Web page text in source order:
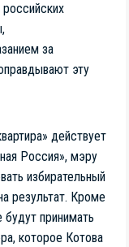
за
эту
действует
Россия», мэру
избирательный
результат. Кроме
принимать
которое Котова